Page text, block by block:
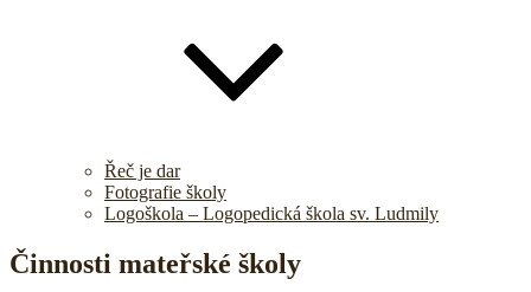
Řeč je dar
Fotografie školy
Logoškola – Logopedická škola sv. Ludmily
Činnosti mateřské školy